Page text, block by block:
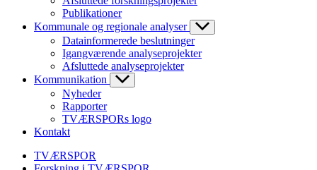
Publikationer
Kommunale og regionale analyser
Datainformerede beslutninger
Igangværende analyseprojekter
Afsluttede analyseprojekter
Kommunikation
Nyheder
Rapporter
TVÆRSPORs logo
Kontakt
TVÆRSPOR